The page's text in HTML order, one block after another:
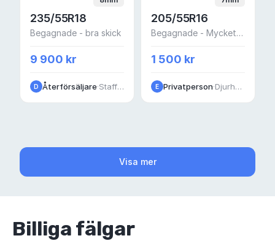
235/55R18
Begagnade - bra skick
9 900 kr
D Återförsäljare· Staffanstorpsvägen
205/55R16
Begagnade - Mycket bra skick
1 500 kr
E Privatperson· Djurhamn
Visa mer
Billiga fälgar